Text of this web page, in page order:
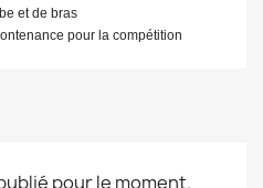
et de bras
pour la compétition
pour le moment.